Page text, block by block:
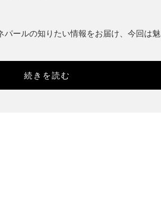
ールの知りたい情報をお届け、今回は魅
続きを読む